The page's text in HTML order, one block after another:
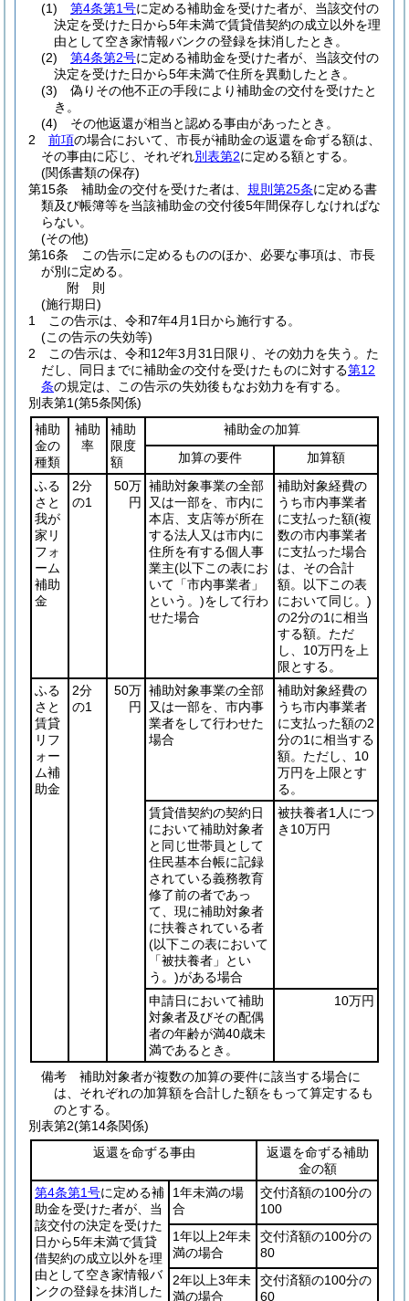
(1)
第4条第1号に定める補助金を受けた者が、当該交付の
決定を受けた日から5年未満で賃貸借契約の成立以外を理
由として空き家情報バンクの登録を抹消したとき。
(2)
第4条第2号に定める補助金を受けた者が、当該交付の
決定を受けた日から5年未満で住所を異動したとき。
(3)
偽りその他不正の手段により補助金の交付を受けたと
き。
(4)
その他返還が相当と認める事由があったとき。
2
前項の場合において、市長が補助金の返還を命ずる額は、
その事由に応じ、それぞれ別表第2に定める額とする。
(関係書類の保存)
第15条
補助金の交付を受けた者は、 規則第25条に定める書
類及び帳簿等を当該補助金の交付後5年間保存しなければな
らない。
(その他)
第16条
この告示に定めるもののほか、必要な事項は、市長
が別に定める。
附 則
(施行期日)
1
この告示は、令和7年4月1日から施行する。
(この告示の失効等)
2
この告示は、令和12年3月31日限り、その効力を失う。 た
だし、同日までに補助金の交付を受けたものに対する第12
条の規定は、この告示の失効後もなお効力を有する。
別表第1(第5条関係)
補助
金の
種類
補助
率
補助
限度
額
補助金の加算
加算の要件
加算額
ふる
さと
我が
家リ
フォ
ーム
補助
金
2分
の1
50万
円
補助対象事業の全部
又は一部を、市内に
本店、支店等が所在
する法人又は市内に
住所を有する個人事
業主(以下この表にお
いて「市内事業者」
という。)をして行わ
せた場合
補助対象経費の
うち市内事業者
に支払った額(複
数の市内事業者
に支払った場合
は、その合計
額。以下この表
において同じ。)
の2分の1に相当
する額。ただ
し、10万円を上
限とする。
ふる
さと
賃貸
リフ
ォー
ム補
助金
2分
の1
50万
円
補助対象事業の全部
又は一部を、市内事
業者をして行わせた
場合
補助対象経費の
うち市内事業者
に支払った額の2
分の1に相当する
額。ただし、10
万円を上限とす
る。
賃貸借契約の契約日
において補助対象者
と同じ世帯員として
住民基本台帳に記録
されている義務教育
修了前の者であっ
て、現に補助対象者
に扶養されている者
(以下この表において
「被扶養者」とい
う。)がある場合
被扶養者1人につ
き10万円
申請日において補助
対象者及びその配偶
者の年齢が満40歳未
満であるとき。
10万円
備考 補助対象者が複数の加算の要件に該当する場合に
は、それぞれの加算額を合計した額をもって算定するも
のとする。
別表第2(第14条関係)
返還を命ずる事由
返還を命ずる補助
金の額
第4条第1号に定める補
助金を受けた者が、当
該交付の決定を受けた
日から5年未満で賃貸
借契約の成立以外を理
由として空き家情報バ
ンクの登録を抹消した
1年未満の場
合
交付済額の100分の
100
1年以上2年未
満の場合
交付済額の100分の
80
2年以上3年未
満の場合
交付済額の100分の
60